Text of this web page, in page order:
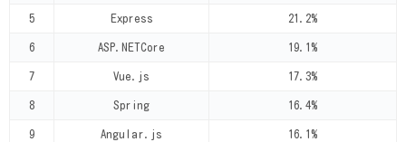
5 Express 21.2%
6 ASP.NETCore 19.1%
7 Vue.js 17.3%
8 Spring 16.4%
9 Angular.js 16.1%